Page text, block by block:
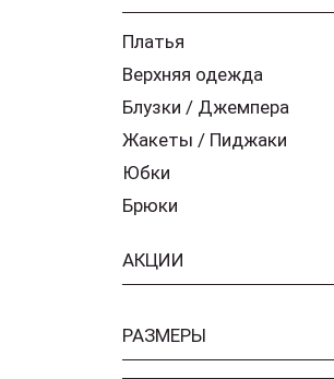
Платья
Верхняя одежда
Блузки / Джемпера
Жакеты / Пиджаки
Юбки
Брюки
АКЦИИ
РАЗМЕРЫ